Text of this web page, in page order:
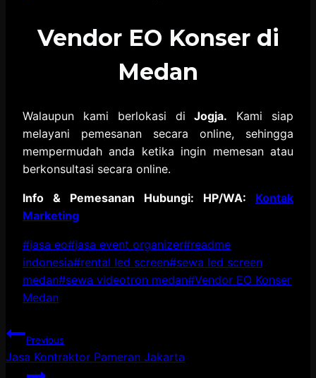
Vendor EO Konser di
Medan
Walaupun kami berlokasi diJogja. Kami siap
melayani pemesanan secara online, sehingga
mempermudah anda ketika ingin memesan atau
berkonsultasi secara online.
Info & Pemesanan Hubungi: HP/WA: Kontak
Marketing
Post
Tags:
#jasa eo#jasa event organizer#readme
indonesia#rental led screen#sewa led screen
medan#sewa videotron medan#Vendor EO Konser
Medan
Post
Previous
Jasa Kontraktor Pameran Jakarta